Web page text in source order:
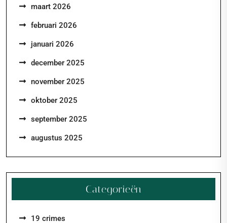
maart 2026
februari 2026
januari 2026
december 2025
november 2025
oktober 2025
september 2025
augustus 2025
Categorieën
19 crimes